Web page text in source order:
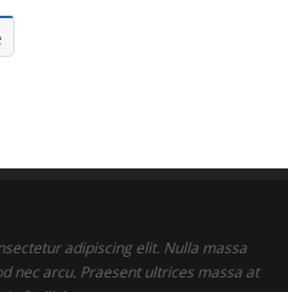
adipiscing elit. Nulla massa
nec arcu. Praesent ultrices massa at